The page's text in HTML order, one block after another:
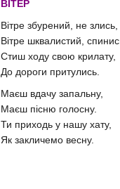
ВІТЕР
Вітре збурений, не злись,
Вітре шквалистий,
Стиш ходу свою крилату,
До дороги притулись.
Маєш вдачу запальну,
Маєш пісню голосну.
Ти приходь у нашу хату,
Як закличемо весну.